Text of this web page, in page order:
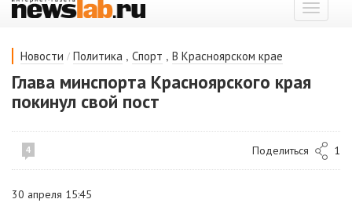
Показать
меню
Новости / Политика , Спорт , В Красноярском крае
Глава минспорта Красноярского края
покинул свой пост
4 Поделиться 1
30 апреля 15:45